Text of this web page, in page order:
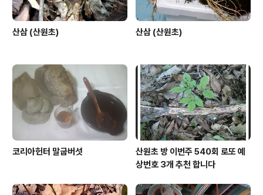
산삼 (산원초) 산삼 (산원초)
코리아헌터 말굽버섯
산원초 방 이번주 540회 로또 예
상번호 3개 추천 합니다